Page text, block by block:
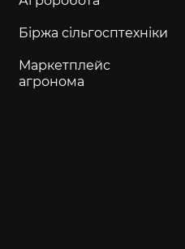
Біржа сільгосптехніки
Маркетплейс
агронома